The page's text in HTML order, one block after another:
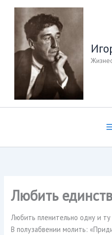
Перейти
содержимому
Любить
Любить пленительно одну и
В полузабвении молить: